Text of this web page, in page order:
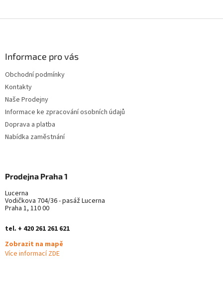
Informace pro vás
Obchodní podmínky
Kontakty
Naše Prodejny
Informace ke zpracování osobních údajů
Doprava a platba
Nabídka zaměstnání
Prodejna Praha 1
Lucerna
Vodičkova 704/36 - pasáž Lucerna
Praha 1, 110 00
tel. + 420 261 261 621
Zobrazit na mapě
Více informací ZDE